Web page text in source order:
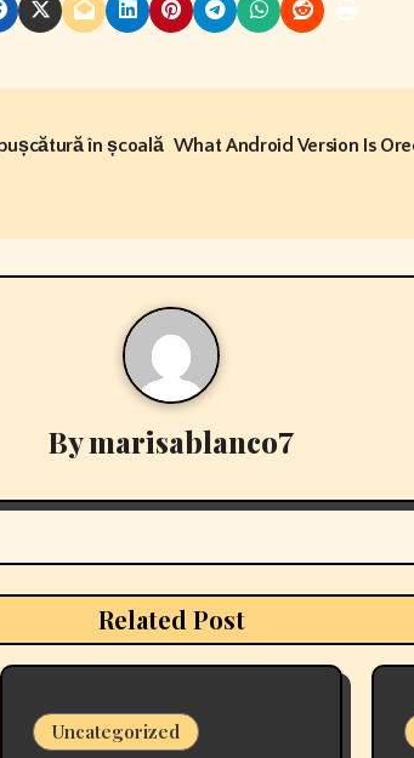
în școală What Android Version Is
Bymarisablanco7
Related Post
Uncategorized